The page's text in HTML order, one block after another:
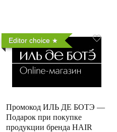
Editor choice
Промокод ИЛЬ ДЕ БОТЭ —
Подарок при покупке
продукции бренда HAIR